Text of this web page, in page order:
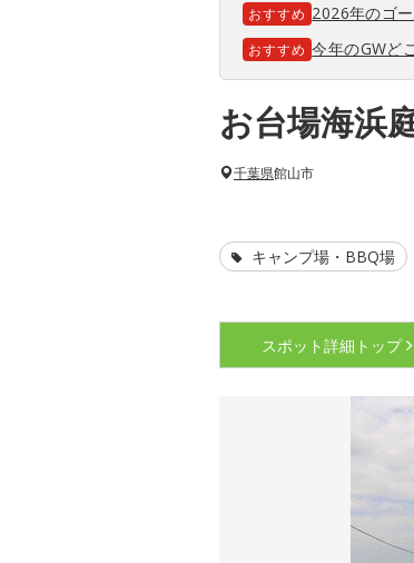
おすすめ 2026年のゴ
おすすめ 今年のGWど
お台場海浜
千葉県館山市
キャンプ場・BBQ場
スポット詳細 トップ